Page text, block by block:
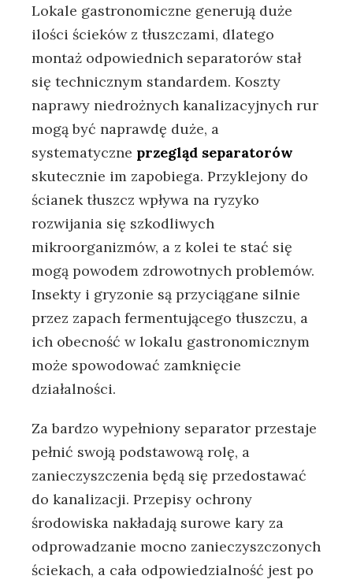
Lokale gastronomiczne generują duże
ilości ścieków z tłuszczami, dlatego
montaż odpowiednich separatorów stał
się technicznym standardem. Koszty
naprawy niedrożnych kanalizacyjnych rur
mogą być naprawdę duże, a
systematyczne przegląd separatorów
skutecznie im zapobiega. Przyklejony do
ścianek tłuszcz wpływa na ryzyko
rozwijania się szkodliwych
mikroorganizmów, a z kolei te stać się
mogą powodem zdrowotnych problemów.
Insekty i gryzonie są przyciągane silnie
przez zapach fermentującego tłuszczu, a
ich obecność w lokalu gastronomicznym
może spowodować zamknięcie
działalności.
Za bardzo wypełniony separator przestaje
pełnić swoją podstawową rolę, a
zanieczyszczenia będą się przedostawać
do kanalizacji. Przepisy ochrony
środowiska nakładają surowe kary za
odprowadzanie mocno zanieczyszczonych
ściekach, a cała odpowiedzialność jest po